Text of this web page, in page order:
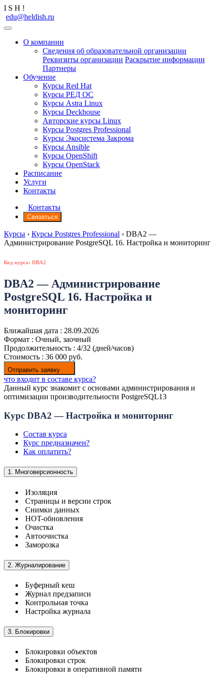
I S H !
edu@heldish.ru
О компании
Сведения об образовательной организации
Реквизиты организации Раскрытие информации
Партнеры
Обучение
Курсы Red Hat
Курсы РЕД ОС
Курсы Astra Linux
Курсы Deckhouse
Авторские курсы Linux
Курсы Postgres Professional
Курсы Экосистема Закрома
Курсы Ansible
Курсы OpenShift
Курсы OpenStack
Расписание
Услуги
Контакты
Контакты
Связаться
Курсы › Курсы Postgres Professional › DBA2 —
Администрирование PostgreSQL 16. Настройка и мониторинг
Код курса: DBA2
DBA2 — Администрирование
PostgreSQL 16. Настройка и
мониторинг
Ближайшая дата : 28.09.2026
Формат : Очный, заочный
Продолжительность : 4/32 (дней/часов)
Стоимость : 36 000 руб.
Отправить заявку
что входит в составе курса?
Данный курс знакомит с основами администрирования и
оптимизации производительности PostgreSQL13
Курс DBA2 — Настройка и мониторинг
Состав курса
Курс предназначен?
Как оплатить?
1. Многоверсионность
Изоляция
Страницы и версии строк
Снимки данных
HOT-обновления
Очистка
Автоочистка
Заморозка
2. Журналирование
Буферный кеш
Журнал предзаписи
Контрольная точка
Настройка журнала
3. Блокировки
Блокировки объектов
Блокировки строк
Блокировки в оперативной памяти